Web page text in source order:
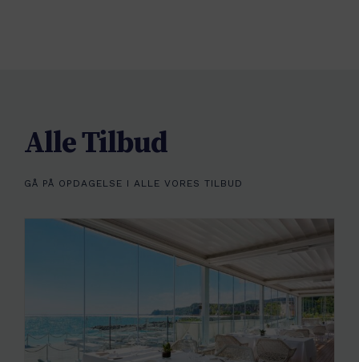
Alle Tilbud
GÅ PÅ OPDAGELSE I ALLE VORES TILBUD